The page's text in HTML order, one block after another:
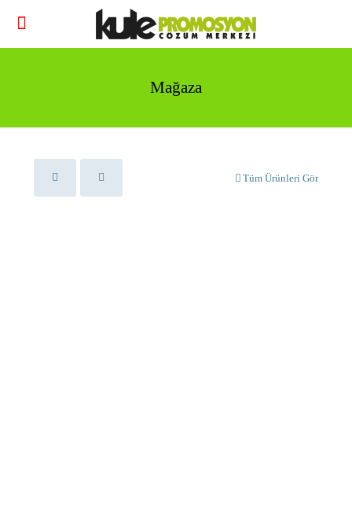
Mağaza
Tüm Ürünleri Gör